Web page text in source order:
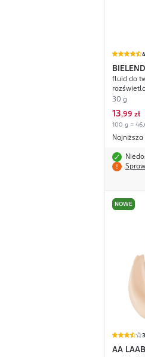
Vege
fluid do
nr 03
30 g
13,99 zł
100 g =
Najniższa
NOWE
AA